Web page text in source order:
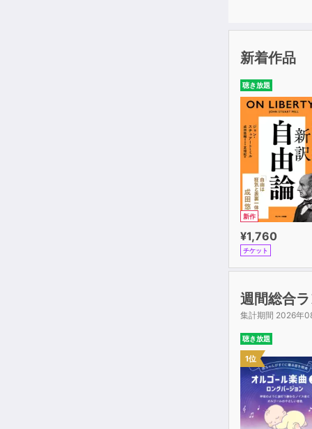
新着作品
聴き放題
新作
¥1,760
チケット
週間総合
集計期間 2026年
聴き放題
1位